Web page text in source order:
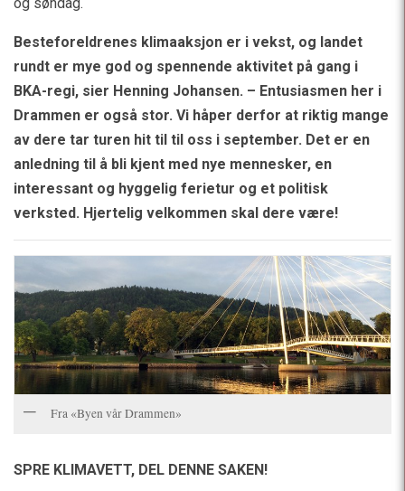
og søndag.
Besteforeldrenes klimaaksjon er i vekst, og landet
rundt er mye god og spennende aktivitet på gang i
BKA-regi, sier Henning Johansen. – Entusiasmen her i
Drammen er også stor. Vi håper derfor at riktig mange
av dere tar turen hit til til oss i september. Det er en
anledning til å bli kjent med nye mennesker, en
interessant og hyggelig ferietur og et politisk
verksted. Hjertelig velkommen skal dere være!
Fra «Byen vår Drammen»
SPRE KLIMAVETT, DEL DENNE SAKEN!